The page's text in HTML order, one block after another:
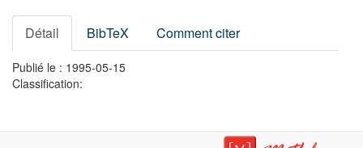
Détail BibTeX Comment citer
Publié le : 1995-05-15
Classification: